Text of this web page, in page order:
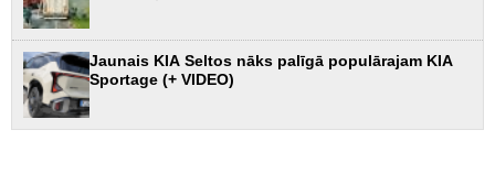
Jaunais KIA Seltos nāks palīgā populārajam KIA
Sportage (+ VIDEO)